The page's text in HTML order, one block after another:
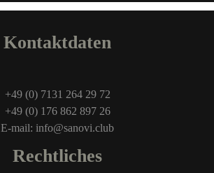
Kontaktdaten
+49 (0) 7131 264 29 72
+49 (0) 176 862 897 26
E-mail: info@sanovi.club
Rechtliches